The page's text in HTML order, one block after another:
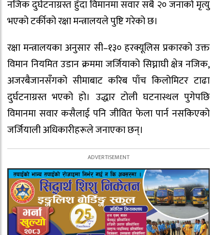
नजिक दुर्घटनाग्रस्त हुँदा विमानमा सवार सबै २० जनाको मृत्यु
भएको टर्कीको रक्षा मन्त्रालयले पुष्टि गरेको छ।
रक्षा मन्त्रालयका अनुसार सी–१३० हरक्यूलिस प्रकारको उक्त
विमान नियमित उडान क्रममा जर्जियाको सिघ्नाघी क्षेत्र नजिक,
अजरबैजानसँगको सीमाबाट करिब पाँच किलोमिटर टाढा
दुर्घटनाग्रस्त भएको हो। उद्धार टोली घटनास्थल पुगेपछि
विमानमा सवार कसैलाई पनि जीवित फेला पार्न नसकिएको
जर्जियाली अधिकारीहरूले जनाएका छन्।